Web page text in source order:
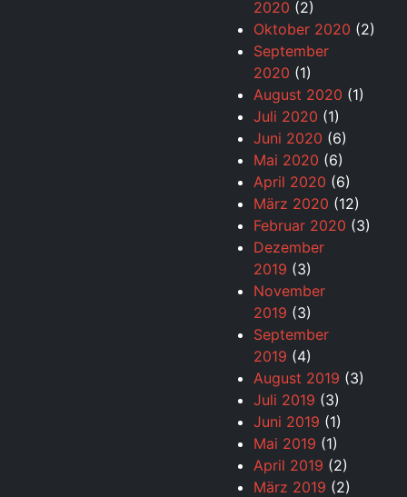
2020 (2)
Oktober 2020 (2)
September
2020 (1)
August 2020 (1)
Juli 2020 (1)
Juni 2020 (6)
Mai 2020 (6)
April 2020 (6)
März 2020 (12)
Februar 2020 (3)
Dezember
2019 (3)
November
2019 (3)
September
2019 (4)
August 2019 (3)
Juli 2019 (3)
Juni 2019 (1)
Mai 2019 (1)
April 2019 (2)
März 2019 (2)